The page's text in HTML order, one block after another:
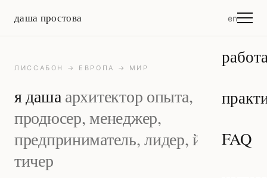
даша простова en
FAQ
ЛИССАБОН → ЕВРОПА → МИР
я дашаархитектор опыта,
продюсер, менеджер,
предприниматель, лидер, йога-
тичер